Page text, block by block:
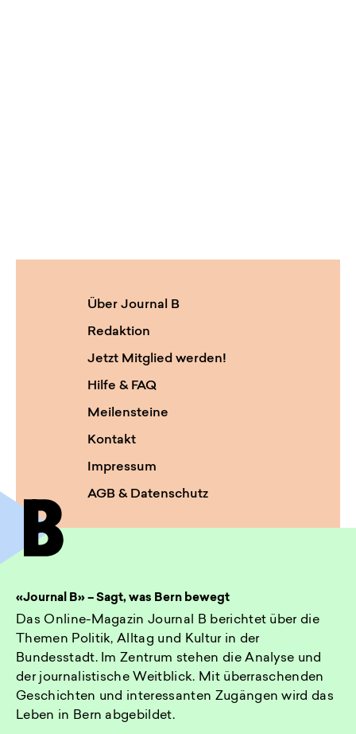
Über Journal B
Redaktion
Jetzt Mitglied werden!
Hilfe & FAQ
Meilensteine
Kontakt
Impressum
AGB & Datenschutz
«Journal B» – Sagt, was Bern bewegt
Das Online-Magazin Journal B berichtet über die
Themen Politik, Alltag und Kultur in der
Bundesstadt. Im Zentrum stehen die Analyse und
der journalistische Weitblick. Mit überraschenden
Geschichten und interessanten Zugängen wird das
Leben in Bern abgebildet.